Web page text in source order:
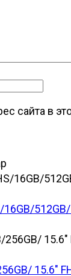
сайта в
16GB/
15.6″